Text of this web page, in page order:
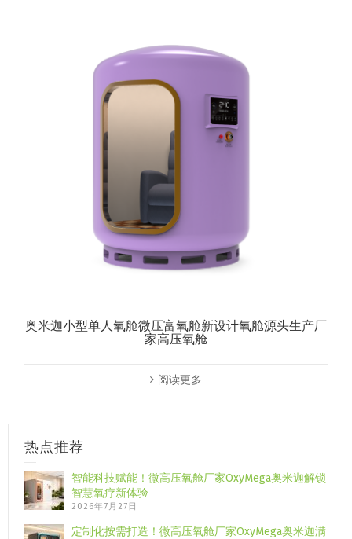
奥米迦小型单人氧舱微压富氧舱新设计氧舱源头生产厂
家高压氧舱
阅读更多
热点推荐
智能科技赋能！微高压氧舱厂家OxyMega奥米迦解锁
智慧氧疗新体验
2026年7月27日
定制化按需打造！微高压氧舱厂家OxyMega奥米迦满